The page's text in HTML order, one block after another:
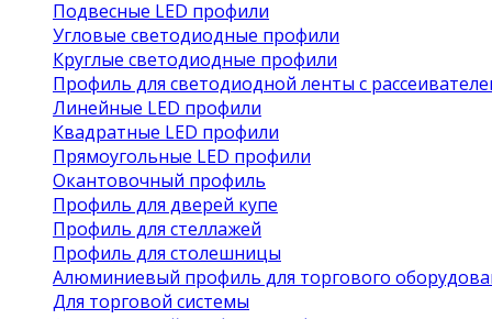
Подвесные LED профили
Угловые светодиодные профили
Круглые светодиодные профили
Профиль для светодиодной ленты с
Линейные LED профили
Квадратные LED профили
Прямоугольные LED профили
Окантовочный профиль
Профиль для дверей купе
Профиль для стеллажей
Профиль для столешницы
Алюминиевый профиль для торгового
Для торговой системы